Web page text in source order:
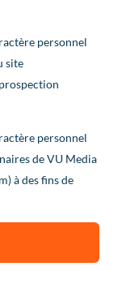
personnel
site
personnel
de VU Media
à des fins de